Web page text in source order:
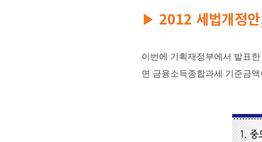
▶ 2012 세법개정
이번에 기획재정부에서 발표
면 금융소득종합과세 기준금